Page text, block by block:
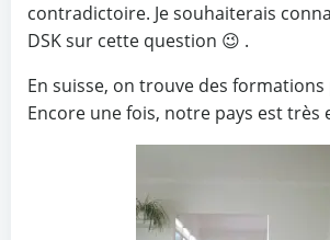
contradictoire. Je souhaiterais
DSK sur cette question 😉 .
En suisse, on trouve des
Encore une fois, notre pays est très